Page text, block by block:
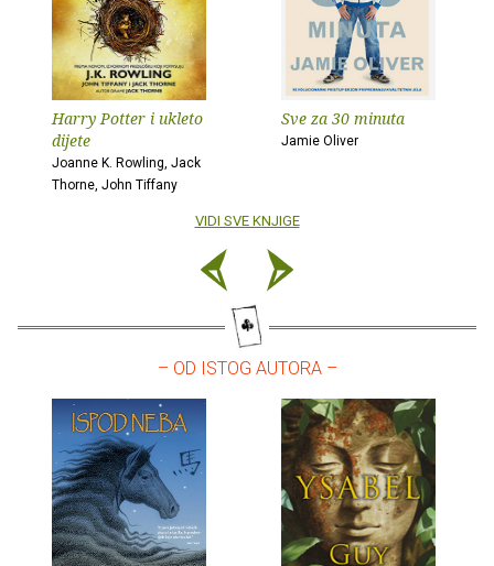
Harry Potter i ukleto
dijete
Joanne K. Rowling, Jack
Thorne, John Tiffany
Sve za 30 minuta
Jamie Oliver
VIDI SVE KNJIGE
– OD ISTOG AUTORA –